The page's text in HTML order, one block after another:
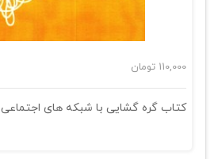
110,000 تومان
کتاب گره گشایی با شبکه های اجتماعی